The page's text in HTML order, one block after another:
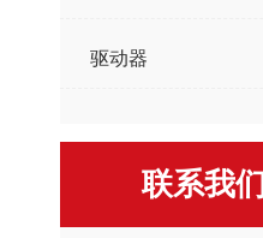
驱动器
联系我们